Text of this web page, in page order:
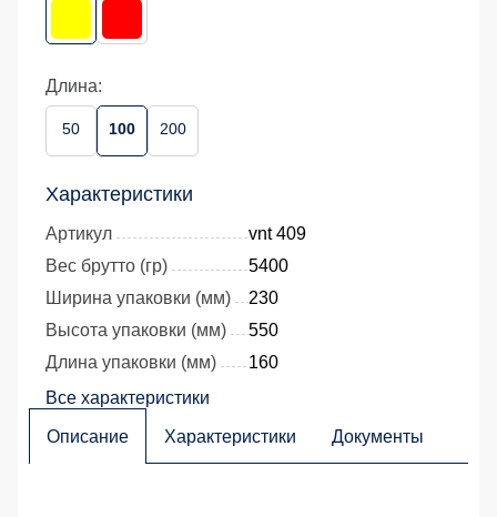
Длина:
50 100 200
Характеристики
Артикул
vnt 409
Вес брутто (гр)
5400
Ширина упаковки (мм)
230
Высота упаковки (мм)
550
Длина упаковки (мм)
160
Все характеристики
Описание Характеристики Документы